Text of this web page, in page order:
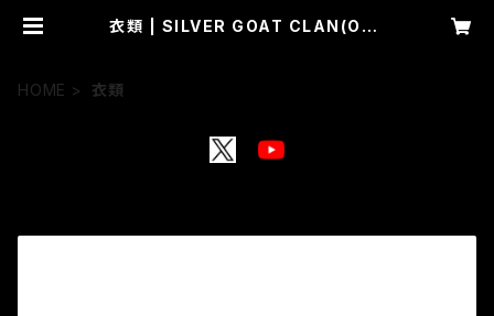
衣類 | SILVER GOAT CLAN(Onli
HOME 衣類